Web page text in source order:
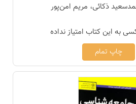
ذکائی، مریم امن‌پور
چاپ تمام